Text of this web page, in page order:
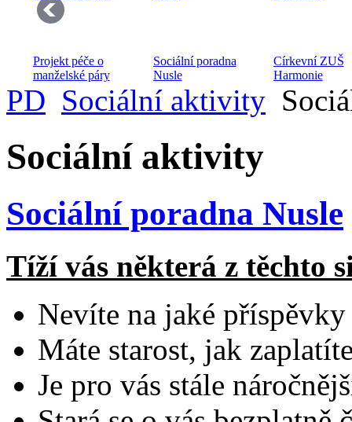
Projekt péče o
manželské páry
Sociální poradna
Nusle
Církevní ZUŠ
Harmonie
Diakonické
Hospic Dobrého
Dětský domov
PD Sociální aktivity
Sociální aktivity
Sociální poradna Nusle
Tíží vás některá z těchto
Nevíte na jaké
Máte starost, jak
Je pro vás stále